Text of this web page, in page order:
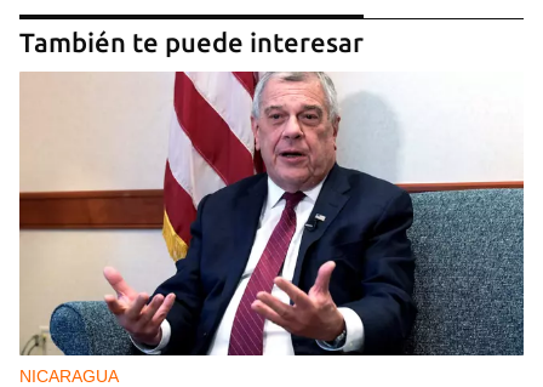
También te puede interesar
NICARAGUA